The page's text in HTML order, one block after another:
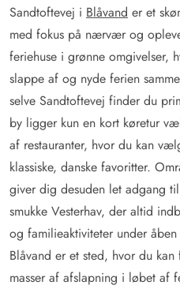
Sandtoftevej i Blåvand er et
med fokus på nærvær og
feriehuse i grønne omgivelser,
slappe af og nyde ferien
selve Sandtoftevej finder du
by ligger kun en kort køretur
af restauranter, hvor du kan
klassiske, danske favoritter.
giver dig desuden let adgang til
smukke Vesterhav, der altid
og familieaktiviteter under
Blåvand er et sted, hvor du
masser af afslapning i løbet af